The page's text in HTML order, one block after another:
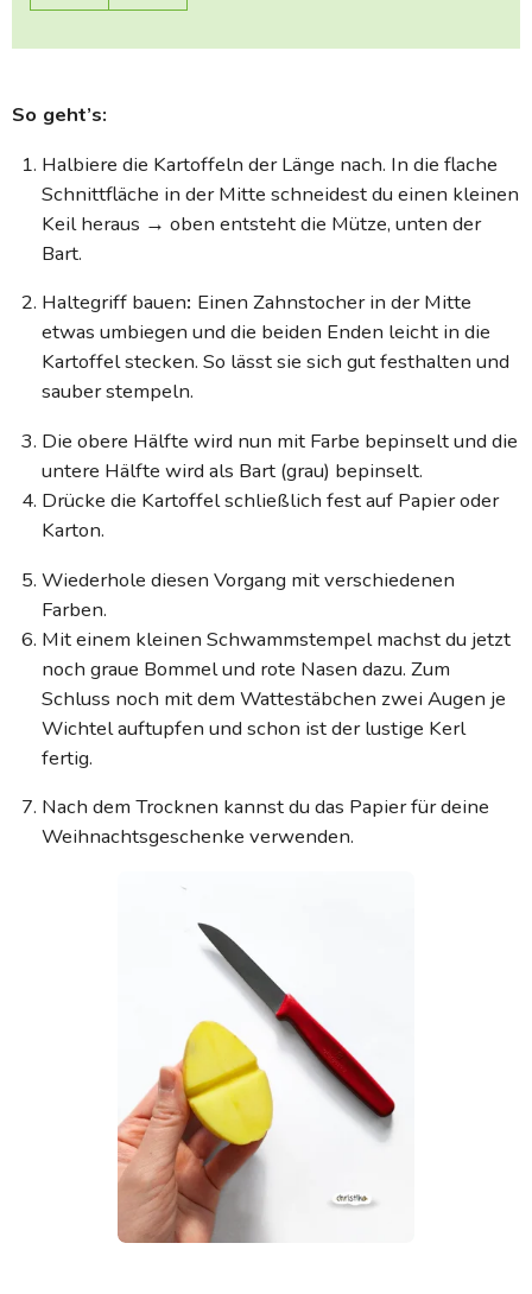
So geht’s:
Halbiere die Kartoffeln der Länge nach. In die flache
Schnittfläche in der Mitte schneidest du einen kleinen
Keil heraus­ → oben entsteht die Mütze, unten der
Bart.
Haltegriff bauen: Einen Zahnstocher in der Mitte
etwas umbiegen und die beiden Enden leicht in die
Kartoffel stecken. So lässt sie sich gut festhalten und
sauber stempeln.
Die obere Hälfte wird nun mit Farbe bepinselt und die
untere Hälfte wird als Bart (grau) bepinselt.
Drücke die Kartoffel schließlich fest auf Papier oder
Karton.
Wiederhole diesen Vorgang mit verschiedenen
Farben.
Mit einem kleinen Schwammstempel machst du jetzt
noch graue Bommel und rote Nasen dazu. Zum
Schluss noch mit dem Wattestäbchen zwei Augen je
Wichtel auftupfen und schon ist der lustige Kerl
fertig.
Nach dem Trocknen kannst du das Papier für deine
Weihnachtsgeschenke verwenden.